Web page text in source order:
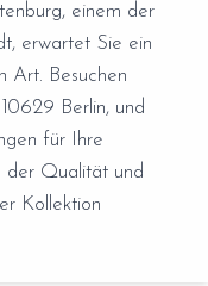
einem der
erwartet Sie ein
Art. Besuchen
Berlin, und
für Ihre
der Qualität und
Kollektion